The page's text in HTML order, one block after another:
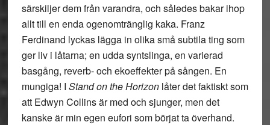
särskiljer dem från varandra, och således bakar ihop
allt till en enda ogenomtränglig kaka. Franz
Ferdinand lyckas lägga in olika små subtila ting som
ger liv i låtarna; en udda syntslinga, en varierad
basgång, reverb- och ekoeffekter på sången. En
mungiga! I Stand on the Horizonlåter det faktiskt som
att Edwyn Collins är med och sjunger, men det
kanske är min egen eufori som börjat ta överhand.